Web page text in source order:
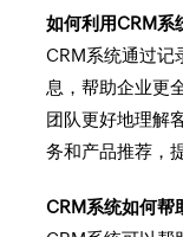
如何利用CRM系
CRM系统通过记
息，帮助企业更
团队更好地理解
务和产品推荐，
CRM系统如何帮